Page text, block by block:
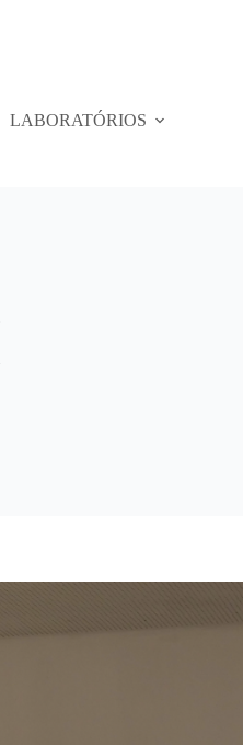
LABORATÓRIOS